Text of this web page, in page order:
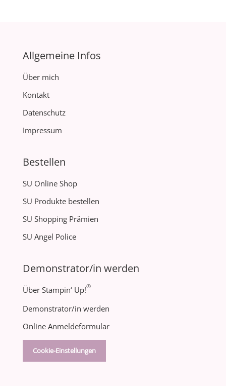
Allgemeine Infos
Über mich
Kontakt
Datenschutz
Impressum
Bestellen
SU Online Shop
SU Produkte bestellen
SU Shopping Prämien
SU Angel Police
Demonstrator/in werden
Über Stampin‘ Up!®
Demonstrator/in werden
Online Anmeldeformular
Cookie-Einstellungen